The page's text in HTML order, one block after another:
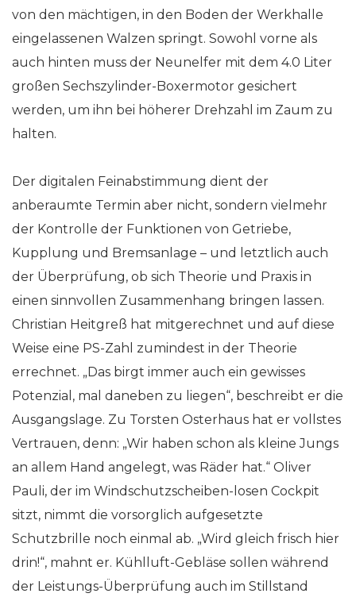
von den mächtigen, in den Boden der Werkhalle
eingelassenen Walzen springt. Sowohl vorne als
auch hinten muss der Neunelfer mit dem 4.0 Liter
großen Sechszylinder-Boxermotor gesichert
werden, um ihn bei höherer Drehzahl im Zaum zu
halten.
Der digitalen Feinabstimmung dient der
anberaumte Termin aber nicht, sondern vielmehr
der Kontrolle der Funktionen von Getriebe,
Kupplung und Bremsanlage – und letztlich auch
der Überprüfung, ob sich Theorie und Praxis in
einen sinnvollen Zusammenhang bringen lassen.
Christian Heitgreß hat mitgerechnet und auf diese
Weise eine PS-Zahl zumindest in der Theorie
errechnet. „Das birgt immer auch ein gewisses
Potenzial, mal daneben zu liegen“, beschreibt er die
Ausgangslage. Zu Torsten Osterhaus hat er vollstes
Vertrauen, denn: „Wir haben schon als kleine Jungs
an allem Hand angelegt, was Räder hat.“ Oliver
Pauli, der im Windschutzscheiben-losen Cockpit
sitzt, nimmt die vorsorglich aufgesetzte
Schutzbrille noch einmal ab. „Wird gleich frisch hier
drin!“, mahnt er. Kühlluft-Gebläse sollen während
der Leistungs-Überprüfung auch im Stillstand